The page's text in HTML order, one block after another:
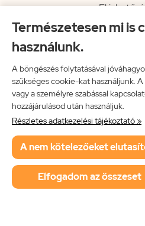
Természetesen mi is
használunk.
A böngészés folytatásával
szükséges cookie-kat használjunk.
vagy a személyre szabással
hozzájárulásod után használjuk.
Részletes adatkezelési tájékoztató »
A nem kötelezőeket
Elfogadom az összeset
Vissza a
Neon Music
ÁSZF
Adatkezelési